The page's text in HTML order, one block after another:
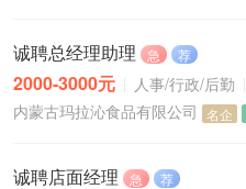
诚聘总经理助理 急 荐
2000-3000元 人事/行政/后勤
内蒙古玛拉沁食品有限公司 名企
诚聘店面经理 急 荐